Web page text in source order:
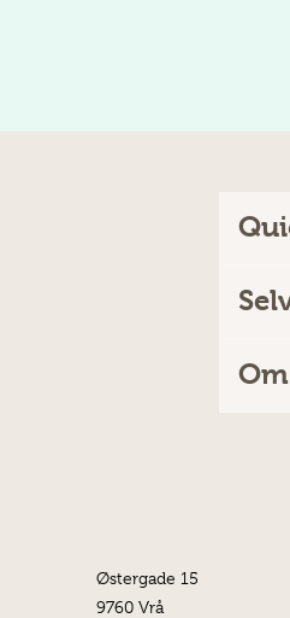
Østergade 15
9760 Vrå